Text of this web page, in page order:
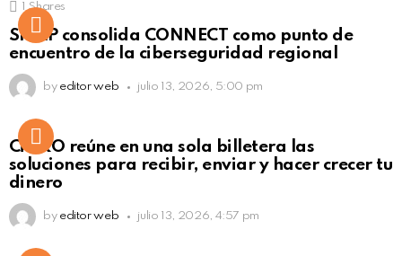
Click to view this post
Shares
SISAP consolida CONNECT como punto de
encuentro de la ciberseguridad regional
by editor web julio 13, 2026, 5:00 pm
Not Safe For Work
Click to view this post
CiNKO reúne en una sola billetera las
soluciones para recibir, enviar y hacer crecer tu
dinero
by editor web julio 13, 2026, 4:57 pm